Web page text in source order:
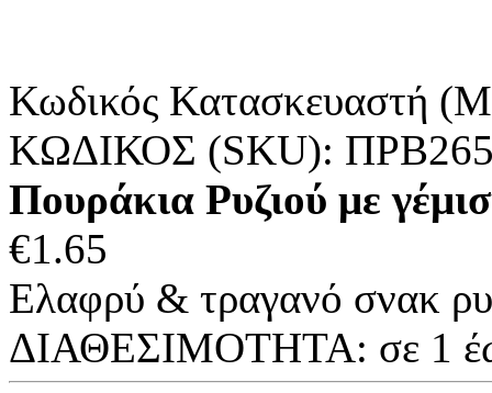
Κωδικός Κατασκευαστή
ΚΩΔΙΚΟΣ (SKU):
Πουράκια Ρυζιού με
€1.65
Ελαφρύ & τραγανό σνακ
ΔΙΑΘΕΣΙΜΟΤΗΤΑ: σε 1